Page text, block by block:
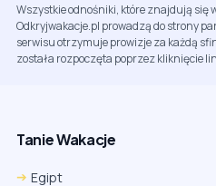
Wszystkie odnośniki, które znajdują się
Odkryjwakacje.pl prowadzą do strony
serwisu otrzymuje prowizje za każdą
została rozpoczęta poprzez kliknięcie
Tanie Wakacje
Egipt